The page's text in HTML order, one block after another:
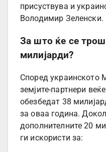
присуствува и
Володимир Зеленски.
За што ќе се
милијарди?
Според украинското
земјите-партнери
обезбедат 38
за оваа година.
дополнителните 20
ги искористи за: